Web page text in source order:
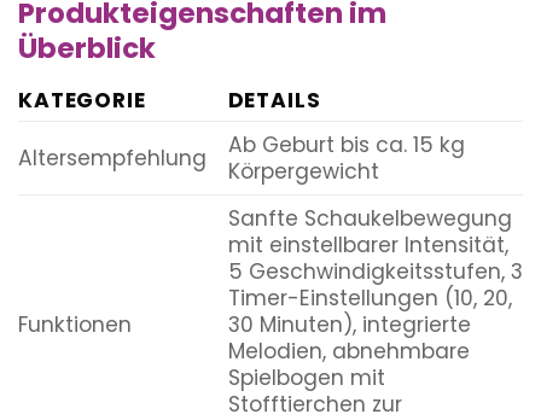
Produkteigenschaften im
Überblick
KATEGORIE
DETAILS
Altersempfehlung
Ab Geburt bis ca. 15 kg
Körpergewicht
Funktionen
Sanfte Schaukelbewegung
mit einstellbarer Intensität,
5 Geschwindigkeitsstufen, 3
Timer-Einstellungen (10, 20,
30 Minuten), integrierte
Melodien, abnehmbare
Spielbogen mit
Stofftierchen zur